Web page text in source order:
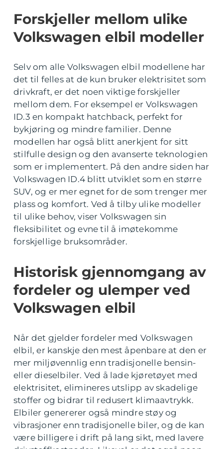
Forskjeller mellom ulike
Volkswagen elbil modeller
Selv om alle Volkswagen elbil modellene har
det til felles at de kun bruker elektrisitet som
drivkraft, er det noen viktige forskjeller
mellom dem. For eksempel er Volkswagen
ID.3 en kompakt hatchback, perfekt for
bykjøring og mindre familier. Denne
modellen har også blitt anerkjent for sitt
stilfulle design og den avanserte teknologien
som er implementert. På den andre siden har
Volkswagen ID.4 blitt utviklet som en større
SUV, og er mer egnet for de som trenger mer
plass og komfort. Ved å tilby ulike modeller
til ulike behov, viser Volkswagen sin
fleksibilitet og evne til å imøtekomme
forskjellige bruksområder.
Historisk gjennomgang av
fordeler og ulemper ved
Volkswagen elbil
Når det gjelder fordeler med Volkswagen
elbil, er kanskje den mest åpenbare at den er
mer miljøvennlig enn tradisjonelle bensin-
eller dieselbiler. Ved å lade kjøretøyet med
elektrisitet, elimineres utslipp av skadelige
stoffer og bidrar til redusert klimaavtrykk.
Elbiler genererer også mindre støy og
vibrasjoner enn tradisjonelle biler, og de kan
være billigere i drift på lang sikt, med lavere